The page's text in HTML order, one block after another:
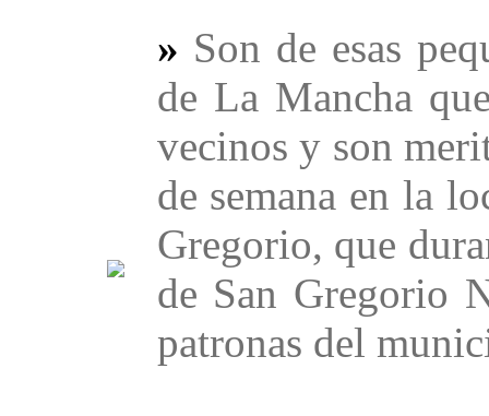
» Son de esas
de La Mancha
vecinos y son
de semana en la
Gregorio, que
de San Gregorio
patronas del